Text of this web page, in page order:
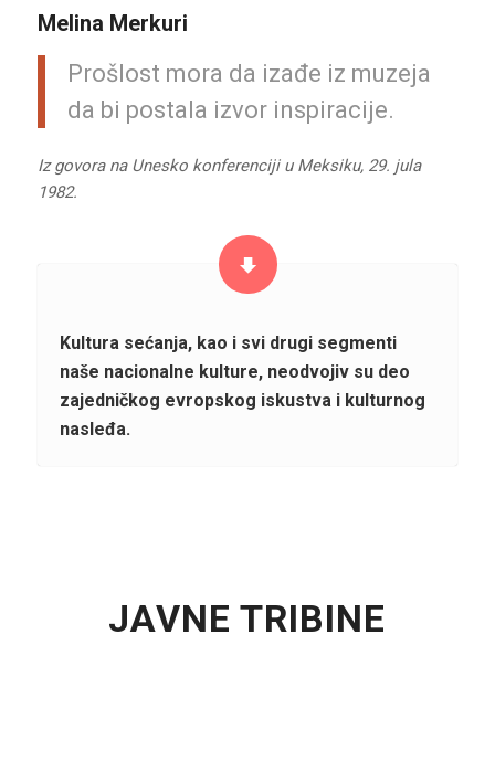
Melina Merkuri
Prošlost mora da izađe iz muzeja
da bi postala izvor inspiracije.
Iz govora na Unesko konferenciji u Meksiku, 29. jula
1982.
Kultura sećanja, kao i svi drugi segmenti
naše nacionalne kulture, neodvojiv su deo
zajedničkog evropskog iskustva i kulturnog
nasleđa.
JAVNE TRIBINE